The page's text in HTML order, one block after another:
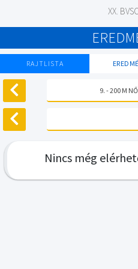
XX.
RAJTLISTA
9. - 200 M
Nincs még